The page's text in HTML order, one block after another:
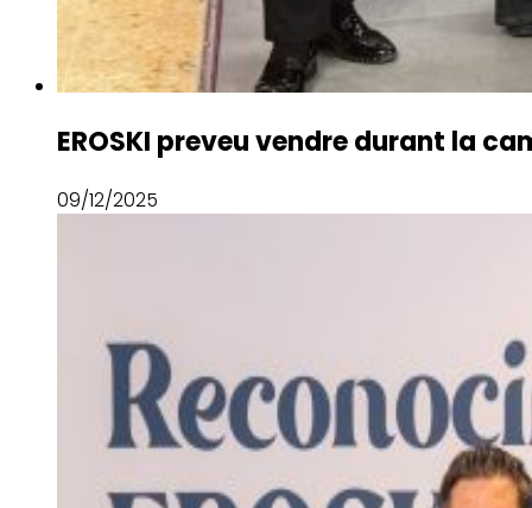
EROSKI preveu vendre durant la
09/12/2025